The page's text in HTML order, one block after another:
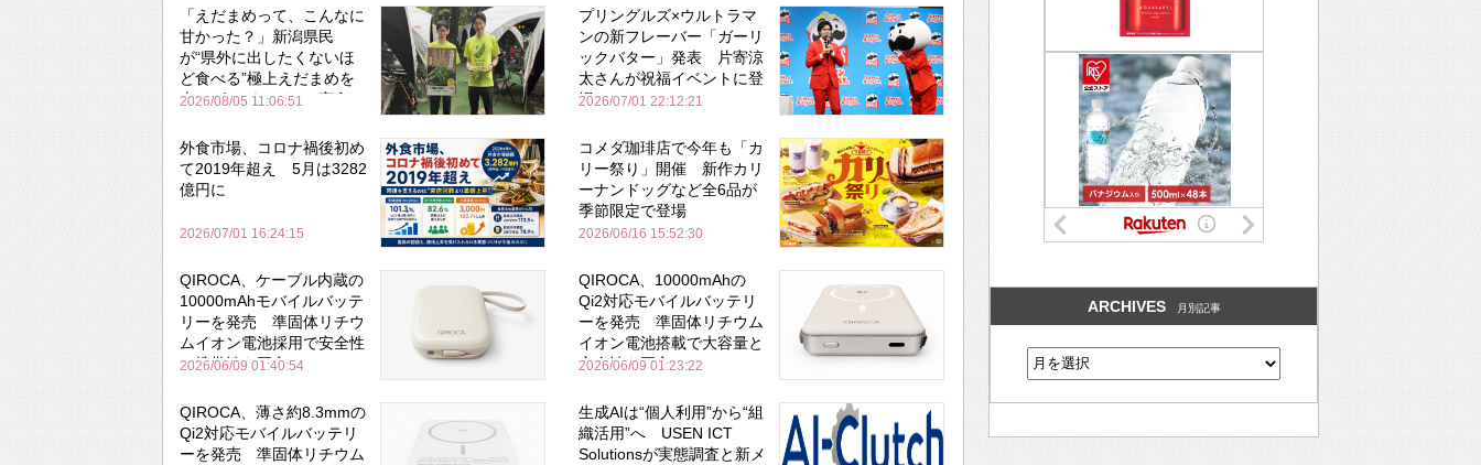
「えだまめって、こんなに
甘かった？」新潟県民
が“県外に出したくないほ
ど食べる”極上えだまめを
森のビアガーデンで実食
2026/08/05 11:06:51
プリングルズ×ウルトラマ
ンの新フレーバー「ガーリ
ックバター」発表 片寄涼
太さんが祝福イベントに登
場
2026/07/01 22:12:21
外食市場、コロナ禍後初め
て2019年超え 5月は3282
億円に
2026/07/01 16:24:15
コメダ珈琲店で今年も「カ
リー祭り」開催 新作カリ
ーナンドッグなど全6品が
季節限定で登場
2026/06/16 15:52:30
QIROCA、ケーブル内蔵の
10000mAhモバイルバッテ
リーを発売 準固体リチウ
ムイオン電池採用で安全性
と携帯性を両立
2026/06/09 01:40:54
QIROCA、10000mAhの
Qi2対応モバイルバッテリ
ーを発売 準固体リチウム
イオン電池搭載で大容量と
安全性を両立
2026/06/09 01:23:22
QIROCA、薄さ約8.3mmの
Qi2対応モバイルバッテリ
ーを発売 準固体リチウム
生成AIは“個人利用”から“組
織活用”へ USEN ICT
Solutionsが実態調査と新メ
ARCHIVES 月別記事